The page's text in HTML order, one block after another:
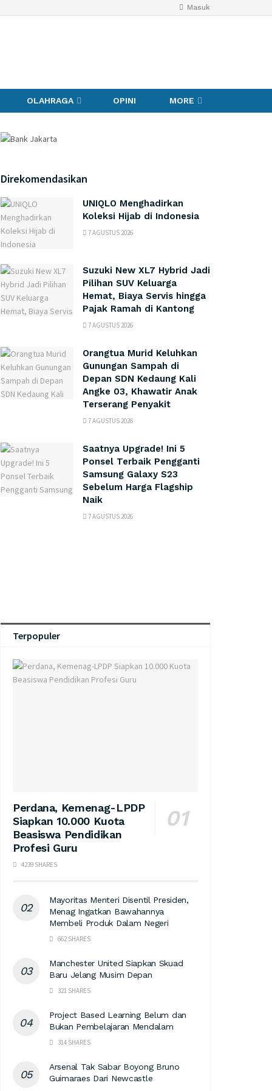
Masuk
OLAHRAGA OPINI MORE
Direkomendasikan
UNIQLO Menghadirkan
Koleksi Hijab di Indonesia
7 AGUSTUS 2026
Suzuki New XL7 Hybrid Jadi
Pilihan SUV Keluarga
Hemat, Biaya Servis hingga
Pajak Ramah di Kantong
7 AGUSTUS 2026
Orangtua Murid Keluhkan
Gunungan Sampah di
Depan SDN Kedaung Kali
Angke 03, Khawatir Anak
Terserang Penyakit
7 AGUSTUS 2026
Saatnya Upgrade! Ini 5
Ponsel Terbaik Pengganti
Samsung Galaxy S23
Sebelum Harga Flagship
Naik
7 AGUSTUS 2026
Terpopuler
Perdana, Kemenag-LPDP
Siapkan 10.000 Kuota
Beasiswa Pendidikan
Profesi Guru
4239 SHARES
Mayoritas Menteri Disentil Presiden,
Menag Ingatkan Bawahannya
Membeli Produk Dalam Negeri
662 SHARES
Manchester United Siapkan Skuad
Baru Jelang Musim Depan
321 SHARES
Project Based Learning Belum dan
Bukan Pembelajaran Mendalam
314 SHARES
Arsenal Tak Sabar Boyong Bruno
Guimaraes Dari Newcastle